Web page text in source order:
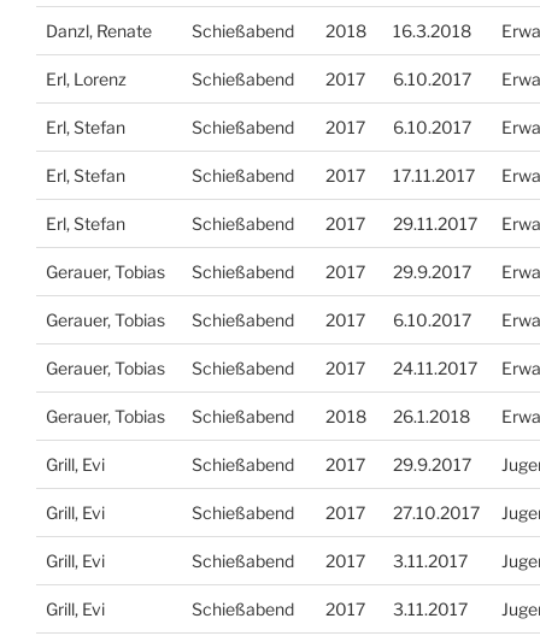
Danzl, Renate Schießabend 2018 16.3.2018
Erl, Lorenz Schießabend 2017 6.10.2017
Erl, Stefan Schießabend 2017 6.10.2017
Erl, Stefan Schießabend 2017 17.11.2017
Erl, Stefan Schießabend 2017 29.11.2017
Gerauer, Tobias Schießabend 2017 29.9.2017
Gerauer, Tobias Schießabend 2017 6.10.2017
Gerauer, Tobias Schießabend 2017 24.11.2017
Gerauer, Tobias Schießabend 2018 26.1.2018
Grill, Evi Schießabend 2017 29.9.2017
Grill, Evi Schießabend 2017 27.10.2017
Grill, Evi Schießabend 2017 3.11.2017
Grill, Evi Schießabend 2017 3.11.2017